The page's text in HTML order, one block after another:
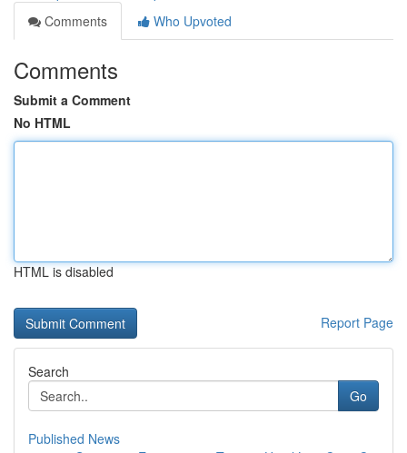
Comments
Who Upvoted
Comments
Submit a Comment
No HTML
HTML is disabled
Report Page
Search
Go
Published News